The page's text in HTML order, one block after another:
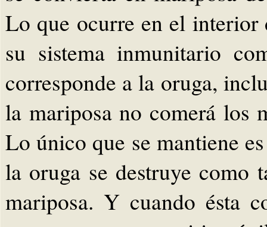
Lo que ocurre en el interior
su sistema inmunitario
corresponde a la oruga,
la mariposa no comerá los
Lo único que se mantiene
la oruga se destruye como
mariposa. Y cuando ésta